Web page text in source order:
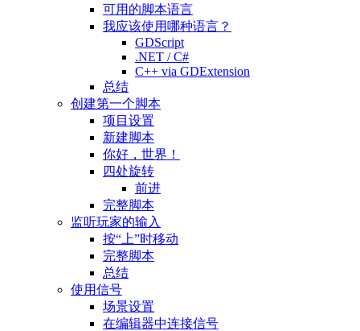
可用的脚本语言
我应该使用哪种语言？
GDScript
.NET / C#
C++ via GDExtension
总结
创建第一个脚本
项目设置
新建脚本
你好，世界！
四处旋转
前进
完整脚本
监听玩家的输入
按“上”时移动
完整脚本
总结
使用信号
场景设置
在编辑器中连接信号